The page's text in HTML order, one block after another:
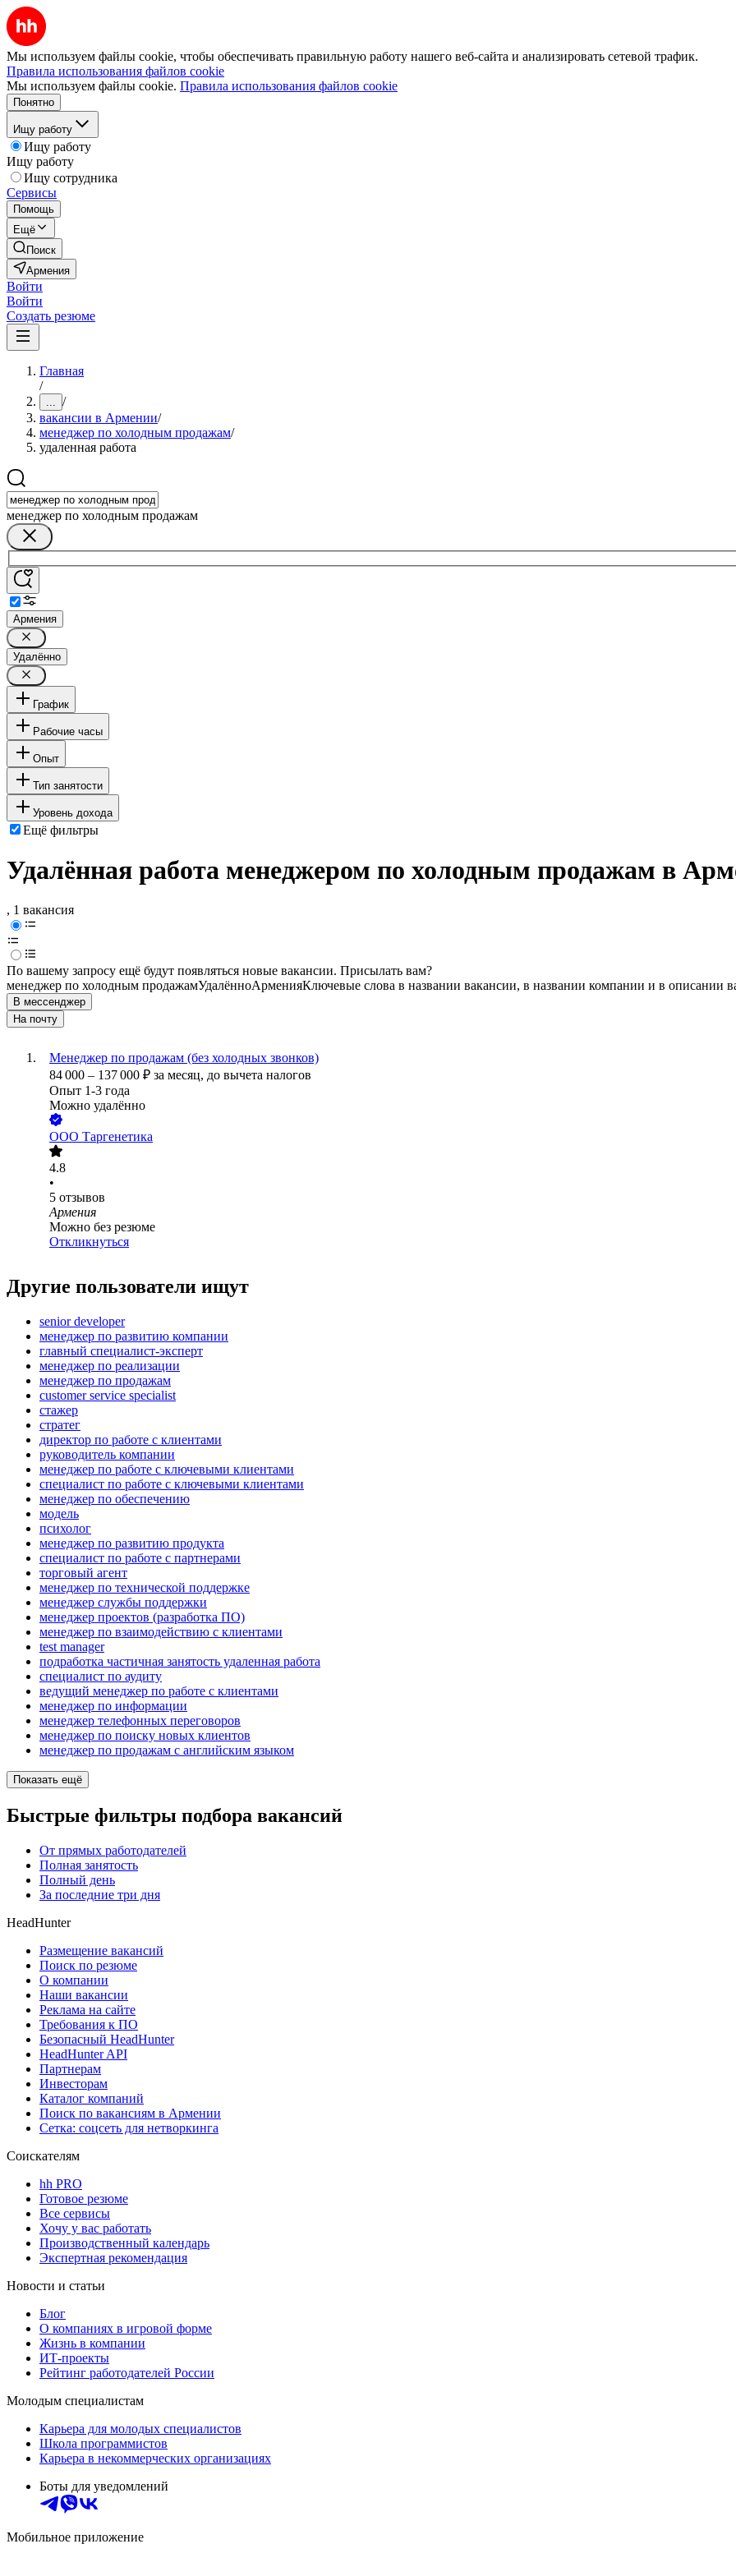
Мы используем файлы cookie, чтобы обеспечивать правильную работу нашего веб-сайта и анализировать сетевой трафик.
Правила использования файлов cookie
Мы используем файлы cookie. Правила использования файлов cookie
Понятно
Ищу работу
Ищу работу
Ищу работу
Ищу сотрудника
Сервисы
Помощь
Ещё
Поиск
Армения
Войти
Войти
Создать резюме
Главная
/
... /
вакансии в Армении/
менеджер по холодным продажам/
удаленная работа
менеджер по холодным продажам
Армения
Удалённо
График
Рабочие часы
Опыт
Тип занятости
Уровень дохода
Ещё фильтры
Удалённая работа менеджером по холодным продажам в
, 1 вакансия
По вашему запросу ещё будут появляться новые вакансии. Присылать вам?
менеджер по холодным продажамУдалённоАрменияКлючевые слова в названии вакансии, в названии компании и в описании
В мессенджер
На почту
Менеджер по продажам (без холодных звонков)
84 000 – 137 000 ₽ за месяц, до вычета налогов
Опыт 1-3 года
Можно удалённо
ООО Таргенетика
4.8
•
5 отзывов
Армения
Можно без резюме
Откликнуться
Другие пользователи ищут
senior developer
менеджер по развитию компании
главный специалист-эксперт
менеджер по реализации
менеджер по продажам
customer service specialist
стажер
стратег
директор по работе с клиентами
руководитель компании
менеджер по работе с ключевыми клиентами
специалист по работе с ключевыми клиентами
менеджер по обеспечению
модель
психолог
менеджер по развитию продукта
специалист по работе с партнерами
торговый агент
менеджер по технической поддержке
менеджер службы поддержки
менеджер проектов (разработка ПО)
менеджер по взаимодействию с клиентами
test manager
подработка частичная занятость удаленная работа
специалист по аудиту
ведущий менеджер по работе с клиентами
менеджер по информации
менеджер телефонных переговоров
менеджер по поиску новых клиентов
менеджер по продажам с английским языком
Показать ещё
Быстрые фильтры подбора вакансий
От прямых работодателей
Полная занятость
Полный день
За последние три дня
HeadHunter
Размещение вакансий
Поиск по резюме
О компании
Наши вакансии
Реклама на сайте
Требования к ПО
Безопасный HeadHunter
HeadHunter API
Партнерам
Инвесторам
Каталог компаний
Поиск по вакансиям в Армении
Сетка: соцсеть для нетворкинга
Соискателям
hh PRO
Готовое резюме
Все сервисы
Хочу у вас работать
Производственный календарь
Экспертная рекомендация
Новости и статьи
Блог
О компаниях в игровой форме
Жизнь в компании
ИТ-проекты
Рейтинг работодателей России
Молодым специалистам
Карьера для молодых специалистов
Школа программистов
Карьера в некоммерческих организациях
Боты для уведомлений
Мобильное приложение